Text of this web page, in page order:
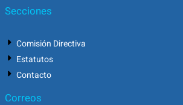
Secciones
Comisión Directiva
Estatutos
Contacto
Correos